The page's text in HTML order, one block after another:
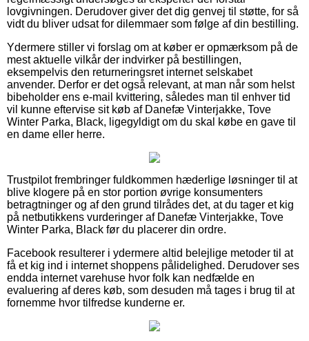
lovgivningen. Derudover giver det dig genvej til støtte, for så
vidt du bliver udsat for dilemmaer som følge af din bestilling.
Ydermere stiller vi forslag om at køber er opmærksom på de
mest aktuelle vilkår der indvirker på bestillingen,
eksempelvis den returneringsret internet selskabet
anvender. Derfor er det også relevant, at man når som helst
bibeholder ens e-mail kvittering, således man til enhver tid
vil kunne eftervise sit køb af Danefæ Vinterjakke, Tove
Winter Parka, Black, ligegyldigt om du skal købe en gave til
en dame eller herre.
Trustpilot frembringer fuldkommen hæderlige løsninger til at
blive klogere på en stor portion øvrige konsumenters
betragtninger og af den grund tilrådes det, at du tager et kig
på netbutikkens vurderinger af Danefæ Vinterjakke, Tove
Winter Parka, Black før du placerer din ordre.
Facebook resulterer i ydermere altid belejlige metoder til at
få et kig ind i internet shoppens pålidelighed. Derudover ses
endda internet varehuse hvor folk kan nedfælde en
evaluering af deres køb, som desuden må tages i brug til at
fornemme hvor tilfredse kunderne er.